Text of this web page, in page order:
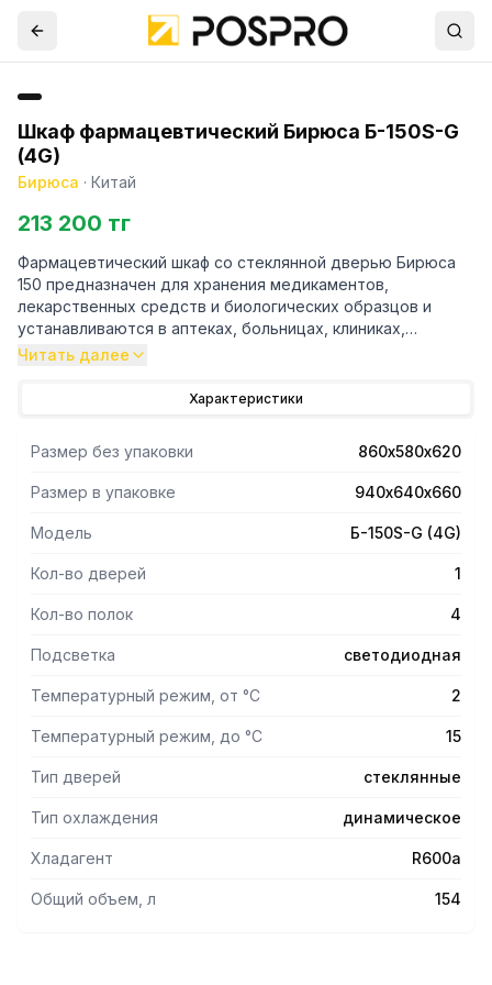
Шкаф фармацевтический Бирюса Б-150S-G
(4G)
Бирюса · Китай
213 200 тг
Фармацевтический шкаф со стеклянной дверью Бирюса
150 предназначен для хранения медикаментов,
лекарственных средств и биологических образцов и
устанавливаются в аптеках, больницах, клиниках,
медицинских центрах, лабораториях, фармацевтических
- Световая и звуковая сигнализация отклонения
температур.
- Замок.
- Светодиодная подсветка.
Читать далее
Характеристики
Размер без упаковки 860х580х620
Размер в упаковке 940х640х660
Модель Б-150S-G (4G)
Кол-во дверей 1
Кол-во полок 4
Подсветка светодиодная
Температурный режим, от °С 2
Температурный режим, до °С 15
Тип дверей стеклянные
Тип охлаждения динамическое
Хладагент R600а
Общий объем, л 154